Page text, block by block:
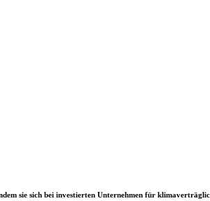
sie sich bei investierten Unternehmen für